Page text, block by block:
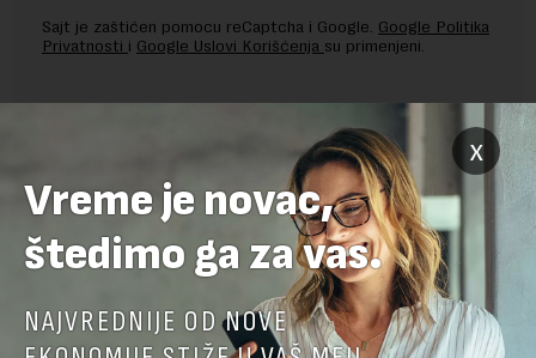
Sajt je zaštićen pomocu reCaptcha i Google. Google Politika
Privatnosti i Google Uslovi Korišćenja su primenjeni.
x
Vreme je novac,
štedimo ga za vas.
NAJVREDNIJE OD NOVE